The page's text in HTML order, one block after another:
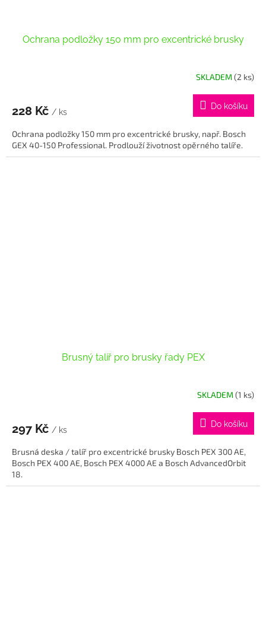
Ochrana podložky 150 mm pro excentrické brusky
SKLADEM(2 ks)
228 Kč / ks
Do košíku
Ochrana podložky 150 mm pro excentrické brusky, např. Bosch
GEX 40-150 Professional. Prodlouží životnost opěrného talíře.
Brusný talíř pro brusky řady PEX
SKLADEM(1 ks)
297 Kč / ks
Do košíku
Brusná deska / talíř pro excentrické brusky Bosch PEX 300 AE,
Bosch PEX 400 AE, Bosch PEX 4000 AE a Bosch AdvancedOrbit
18.